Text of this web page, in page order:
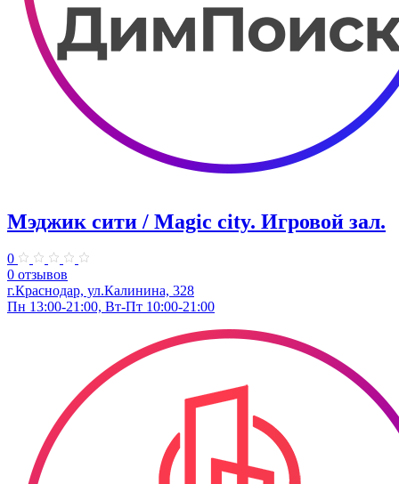
Мэджик сити / Magic city. ​Игровой зал.
0
0 отзывов
г.Краснодар, ул.Калинина, 328
Пн 13:00-21:00, Вт-Пт 10:00-21:00